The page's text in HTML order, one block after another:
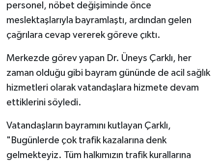
personel, nöbet değişiminde önce
meslektaşlarıyla bayramlaştı, ardından gelen
çağrılara cevap vererek göreve çıktı.
Merkezde görev yapan Dr. Üneys Çarklı, her
zaman olduğu gibi bayram gününde de acil sağlık
hizmetleri olarak vatandaşlara hizmete devam
ettiklerini söyledi.
Vatandaşların bayramını kutlayan Çarklı,
"Bugünlerde çok trafik kazalarına denk
gelmekteyiz. Tüm halkımızın trafik kurallarına